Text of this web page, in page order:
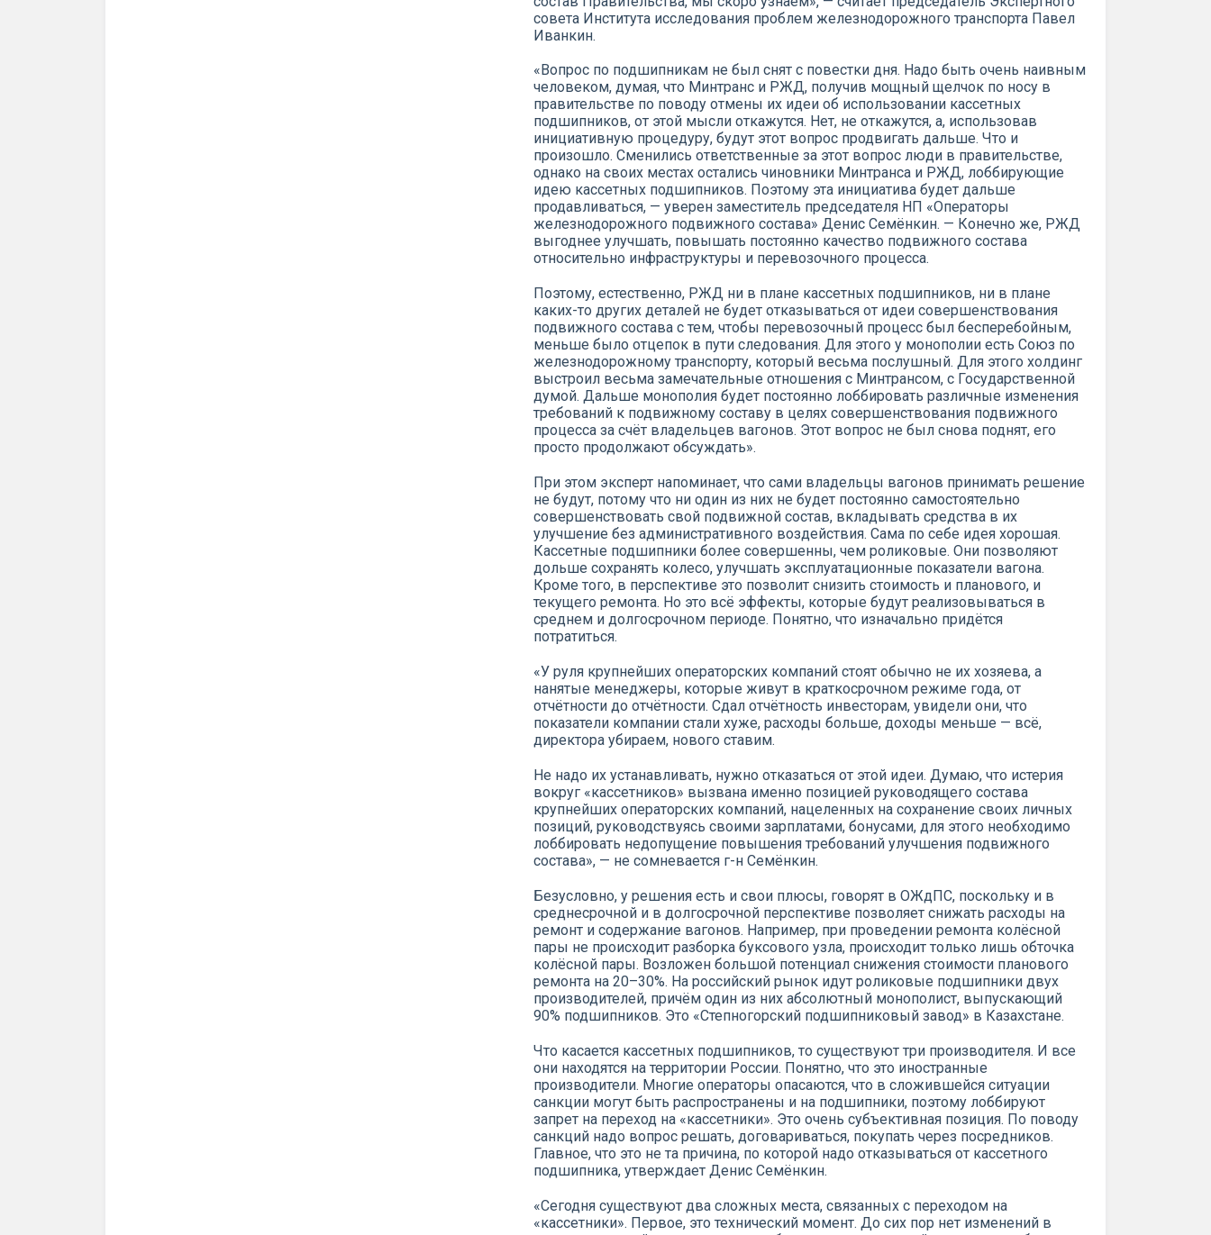
совета Института исследования проблем железнодорожного транспорта Павел
Иванкин.
«Вопрос по подшипникам не был снят с повестки дня. Надо быть очень наивным
человеком, думая, что Минтранс и РЖД, получив мощный щелчок по носу в
правительстве по поводу отмены их идеи об использовании кассетных
подшипников, от этой мысли откажутся. Нет, не откажутся, а, использовав
инициативную процедуру, будут этот вопрос продвигать дальше. Что и
произошло. Сменились ответственные за этот вопрос люди в правительстве,
однако на своих местах остались чиновники Минтранса и РЖД, лоббирующие
идею кассетных подшипников. Поэтому эта инициатива будет дальше
продавливаться, — уверен заместитель председателя НП «Операторы
железнодорожного подвижного состава» Денис Семёнкин. — Конечно же, РЖД
выгоднее улучшать, повышать постоянно качество подвижного состава
относительно инфраструктуры и перевозочного процесса.
Поэтому, естественно, РЖД ни в плане кассетных подшипников, ни в плане
каких-то других деталей не будет отказываться от идеи совершенствования
подвижного состава с тем, чтобы перевозочный процесс был бесперебойным,
меньше было отцепок в пути следования. Для этого у монополии есть Союз по
железнодорожному транспорту, который весьма послушный. Для этого холдинг
выстроил весьма замечательные отношения с Минтрансом, с Государственной
думой. Дальше монополия будет постоянно лоббировать различные изменения
требований к подвижному составу в целях совершенствования подвижного
процесса за счёт владельцев вагонов. Этот вопрос не был снова поднят, его
просто продолжают обсуждать».
При этом эксперт напоминает, что сами владельцы вагонов принимать решение
не будут, потому что ни один из них не будет постоянно самостоятельно
совершенствовать свой подвижной состав, вкладывать средства в их
улучшение без административного воздействия. Сама по себе идея хорошая.
Кассетные подшипники более совершенны, чем роликовые. Они позволяют
дольше сохранять колесо, улучшать эксплуатационные показатели вагона.
Кроме того, в перспективе это позволит снизить стоимость и планового, и
текущего ремонта. Но это всё эффекты, которые будут реализовываться в
среднем и долгосрочном периоде. Понятно, что изначально придётся
потратиться.
«У руля крупнейших операторских компаний стоят обычно не их хозяева, а
нанятые менеджеры, которые живут в краткосрочном режиме года, от
отчётности до отчётности. Сдал отчётность инвесторам, увидели они, что
показатели компании стали хуже, расходы больше, доходы меньше — всё,
директора убираем, нового ставим.
Не надо их устанавливать, нужно отказаться от этой идеи. Думаю, что истерия
вокруг «кассетников» вызвана именно позицией руководящего состава
крупнейших операторских компаний, нацеленных на сохранение своих личных
позиций, руководствуясь своими зарплатами, бонусами, для этого необходимо
лоббировать недопущение повышения требований улучшения подвижного
состава», — не сомневается г-н Семёнкин.
Безусловно, у решения есть и свои плюсы, говорят в ОЖдПС, поскольку и в
среднесрочной и в долгосрочной перспективе позволяет снижать расходы на
ремонт и содержание вагонов. Например, при проведении ремонта колёсной
пары не происходит разборка буксового узла, происходит только лишь обточка
колёсной пары. Возложен большой потенциал снижения стоимости планового
ремонта на 20–30%. На российский рынок идут роликовые подшипники двух
производителей, причём один из них абсолютный монополист, выпускающий
90% подшипников. Это «Степногорский подшипниковый завод» в Казахстане.
Что касается кассетных подшипников, то существуют три производителя. И все
они находятся на территории России. Понятно, что это иностранные
производители. Многие операторы опасаются, что в сложившейся ситуации
санкции могут быть распространены и на подшипники, поэтому лоббируют
запрет на переход на «кассетники». Это очень субъективная позиция. По поводу
санкций надо вопрос решать, договариваться, покупать через посредников.
Главное, что это не та причина, по которой надо отказываться от кассетного
подшипника, утверждает Денис Семёнкин.
«Сегодня существуют два сложных места, связанных с переходом на
«кассетники». Первое, это технический момент. До сих пор нет изменений в